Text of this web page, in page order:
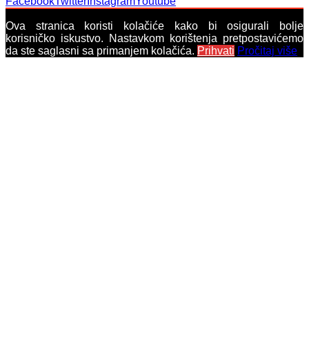
Ova stranica koristi kolačiće kako bi osigurali bolje
korisničko iskustvo. Nastavkom korištenja pretpostavićemo
da ste saglasni sa primanjem kolačića. Prihvati Pročitaj više